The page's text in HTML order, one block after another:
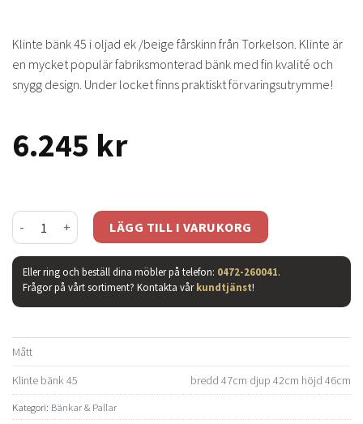
Klinte bänk 45 i oljad ek /beige fårskinn från Torkelson. Klinte är
en mycket populär fabriksmonterad bänk med fin kvalité och
snygg design. Under locket finns praktiskt förvaringsutrymme!
6.245 kr
Klinte bänk 45 ek /äkta fårskinn beige mängd
LÄGG TILL I VARUKORG
Eller ring och beställ dina möbler på telefon: 0472-260041.
Frågor på vårt sortiment? Kontakta vårkundtjänst!
Mått
Klinte bänk 45
bredd 47cm djup 42cm höjd 46cm
Kategori: Bänkar & Pallar